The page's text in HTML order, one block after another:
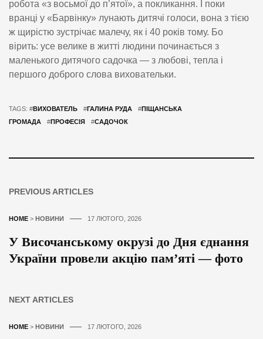
робота «з восьмої до п’ятої», а покликання. І поки
вранці у «Барвінку» лунають дитячі голоси, вона з тією
ж щирістю зустрічає малечу, як і 40 років тому. Бо
вірить: усе велике в житті людини починається з
маленького дитячого садочка — з любові, тепла і
першого доброго слова виховательки.
TAGS: #ВИХОВАТЕЛЬ #ГАЛИНА РУДА #ПІЩАНСЬКА
ГРОМАДА
#ПРОФЕСІЯ #САДОЧОК
PREVIOUS ARTICLES
HOME > НОВИНИ 17 ЛЮТОГО, 2026
У Височанському окрузі до Дня єднання
України провели акцію пам’яті — фото
NEXT ARTICLES
HOME > НОВИНИ 17 ЛЮТОГО, 2026